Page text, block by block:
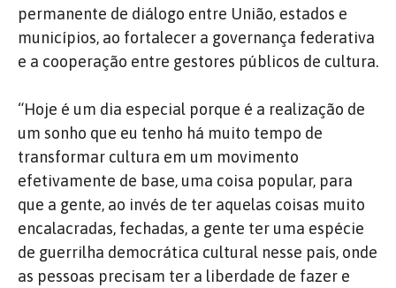
permanente de diálogo entre União, estados e
municípios, ao fortalecer a governança federativa
e a cooperação entre gestores públicos de cultura.
“Hoje é um dia especial porque é a realização de
um sonho que eu tenho há muito tempo de
transformar cultura em um movimento
efetivamente de base, uma coisa popular, para
que a gente, ao invés de ter aquelas coisas muito
encalacradas, fechadas, a gente ter uma espécie
de guerrilha democrática cultural nesse país, onde
as pessoas precisam ter a liberdade de fazer e